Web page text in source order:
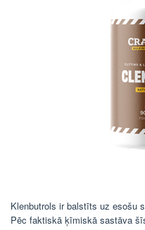
Klenbutrols ir balstīts uz esošu
Pēc faktiskā ķīmiskā sastāva